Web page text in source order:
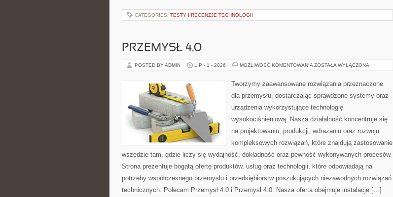
CATEGORIES: TESTY I RECENZJE TECHNOLOGII
PRZEMYSŁ 4.0
POSTED BY ADMIN LIP - 1 - 2026 MOŻLIWOŚĆ KOMENTOWANIA PRZEMYSŁ
ZOSTAŁA WYŁĄCZONA
Tworzymy zaawansowane rozwiązania przeznaczone
dla przemysłu, dostarczając sprawdzone systemy oraz
urządzenia wykorzystujące technologię
wysokociśnieniową. Nasza działalność koncentruje się
na projektowaniu, produkcji, wdrażaniu oraz rozwoju
kompleksowych rozwiązań, które znajdują zastosowanie
wszędzie tam, gdzie liczy się wydajność, dokładność oraz pewność wykonywanych procesów.
Strona prezentuje bogatą ofertę produktów, usług oraz technologii, które odpowiadają na
potrzeby współczesnego przemysłu i przedsiębiorstw poszukujących niezawodnych rozwiązań
technicznych. Polecam Przemysł 4.0 i Przemysł 4.0. Nasza oferta obejmuje instalacje […]